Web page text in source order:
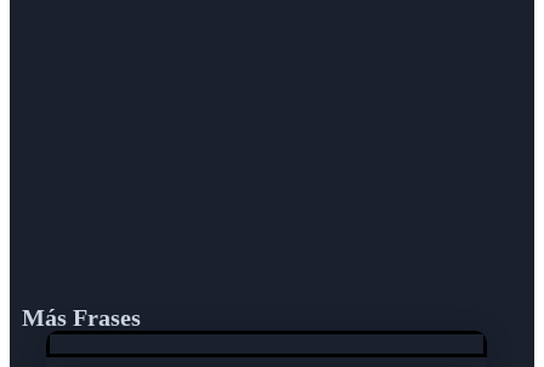
Más Frases